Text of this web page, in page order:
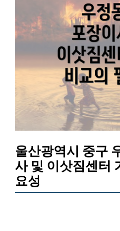
울산광역시 중구
사 및 이삿짐센터
요성